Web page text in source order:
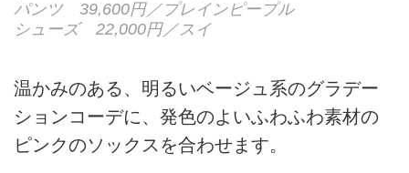
パンツ 39,600円／プレインピープル
シューズ 22,000円／スイ
温かみのある、明るいベージュ系のグラデー
ションコーデに、発色のよいふわふわ素材の
ピンクのソックスを合わせます。